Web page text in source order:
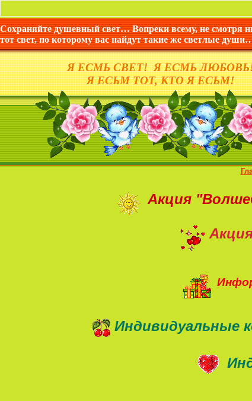
Сохраняйте душевный свет… Вопреки всему, не смотря
тот свет, по которому вас найдут такие же светлые
Я ЕСМЬ СВЕТ! Я ЕСМЬ
Я ЕСЬМ ТОТ, КТО Я ЕСЬМ!
Акция
Индивидуальные